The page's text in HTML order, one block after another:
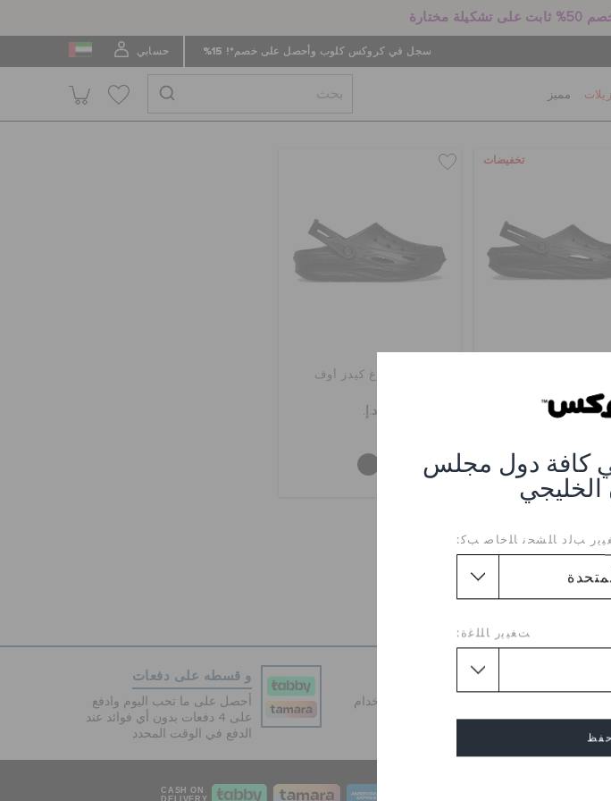
سجل في كروكس كلوب وأحصل على خصم*! 15% حسابي
كافة دول مجلس
الخليجي
ﺐﻟﺩ ﺎﻠﺸﺤﻧ ﺎﻠﺧﺎﺻ ﺐﻛ:
ﺖﻐﻴﻳﺭ ﺎﻠﻠﻏﺓ:
حفظ
مميز
تخفيضات
د.إ.(72%)
حذاء كلوغ كيدز أوف
د.إ.
1
عمليات دفع آمنة
عمليات دفع آمنة 100% باستخدام
اتصال SSL المشفر
و قسطه على دفعات
أحصل على ما تحب اليوم وادفع
على 4 دفعات بدون أي فوائد عند
الدفع في الوقت المحدد
CASH ON
DELIVERY